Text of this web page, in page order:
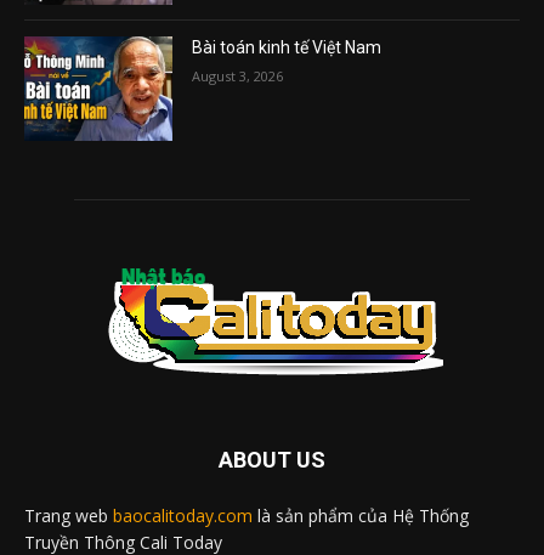
Bài toán kinh tế Việt Nam
August 3, 2026
ABOUT US
Trang web baocalitoday.com là sản phẩm của Hệ Thống
Truyền Thông Cali Today